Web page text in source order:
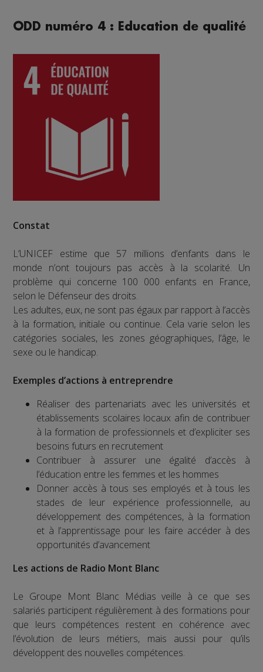
ODD numéro 4 : Education de qualité
Constat
L’UNICEF estime que 57 millions d’enfants dans le
monde n’ont toujours pas accès à la scolarité. Un
problème qui concerne 100 000 enfants en France,
selon le Défenseur des droits.
Les adultes, eux, ne sont pas égaux par rapport à l’accès
à la formation, initiale ou continue. Cela varie selon les
catégories sociales, les zones géographiques, l’âge, le
sexe ou le handicap.
Exemples d’actions à entreprendre
Réaliser des partenariats avec les universités et
établissements scolaires locaux afin de contribuer
à la formation de professionnels et d’expliciter ses
besoins futurs en recrutement
Contribuer à assurer une égalité d’accès à
l’éducation entre les femmes et les hommes
Donner accès à tous ses employés et à tous les
stades de leur expérience professionnelle, au
développement des compétences, à la formation
et à l’apprentissage pour les faire accéder à des
opportunités d’avancement
Les actions de Radio Mont Blanc
Le Groupe Mont Blanc Médias veille à ce que ses
salariés participent régulièrement à des formations pour
que leurs compétences restent en cohérence avec
l’évolution de leurs métiers, mais aussi pour qu’ils
développent des nouvelles compétences.